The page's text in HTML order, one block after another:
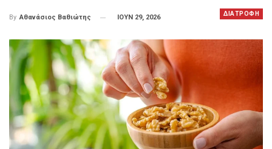
ΔΙΑΤΡΟΦΗ
By Αθανάσιος Βαθιώτης ΙΟΥΝ 29, 2026